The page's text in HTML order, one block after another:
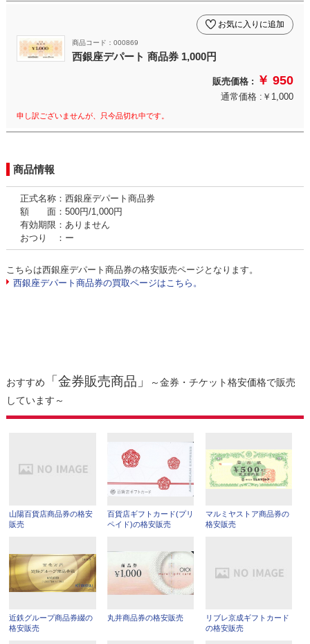
商品コード：000869
西銀座デパート 商品券 1,000円
お気に入りに追加
販売価格 : ￥ 950
通常価格 :￥1,000
申し訳ございませんが、只今品切れ中です。
商品情報
正式名称：西銀座デパート商品券
額 面：500円/1,000円
有効期限：ありません
おつり ：ー
こちらは西銀座デパート商品券の格安販売ページとなります。
西銀座デパート商品券の買取ページはこちら。
おすすめ 「金券販売商品」
～金券・チケット格安価格で販売
しています～
山陽百貨店商品券の格安
販売
百貨店ギフトカード(プリ
ペイド)の格安販売
マルミヤストア商品券の
格安販売
近鉄グループ商品券綴の
格安販売
丸井商品券の格安販売
リブレ京成ギフトカード
の格安販売